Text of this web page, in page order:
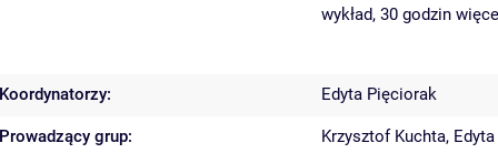
wykład, 30 godzin
Koordynatorzy: Edyta Pięciorak
Prowadzący grup: Krzysztof Kuchta,